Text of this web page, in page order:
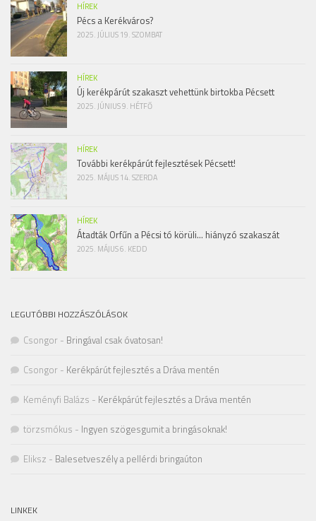
HÍREK
Pécs a Kerékváros?
2025. JÚLIUS 19. SZOMBAT
HÍREK
Új kerékpárút szakaszt vehettünk birtokba Pécsett
2025. JÚNIUS 9. HÉTFŐ
HÍREK
További kerékpárút fejlesztések Pécsett!
2025. MÁJUS 14. SZERDA
HÍREK
Átadták Orfűn a Pécsi tó körüli… hiányzó szakaszát
2025. MÁJUS 6. KEDD
LEGUTÓBBI HOZZÁSZÓLÁSOK
Csongor - Bringával csak óvatosan!
Csongor - Kerékpárút fejlesztés a Dráva mentén
Keményfi Balázs - Kerékpárút fejlesztés a Dráva mentén
törzsmókus - Ingyen szögesgumit a bringásoknak!
Eliksz - Balesetveszély a pellérdi bringaúton
LINKEK